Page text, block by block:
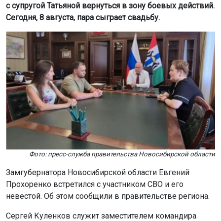
с супругой Татьяной вернуться в зону боевых действий.
Сегодня, 8 августа, пара сыграет свадьбу.
Фото: пресс-служба правительства Новосибирской области
Замгубернатора Новосибирской области Евгений
Прохоренко встретился с участником СВО и его
невестой. Об этом сообщили в правительстве региона.
Сергей Куленков служит заместителем командира